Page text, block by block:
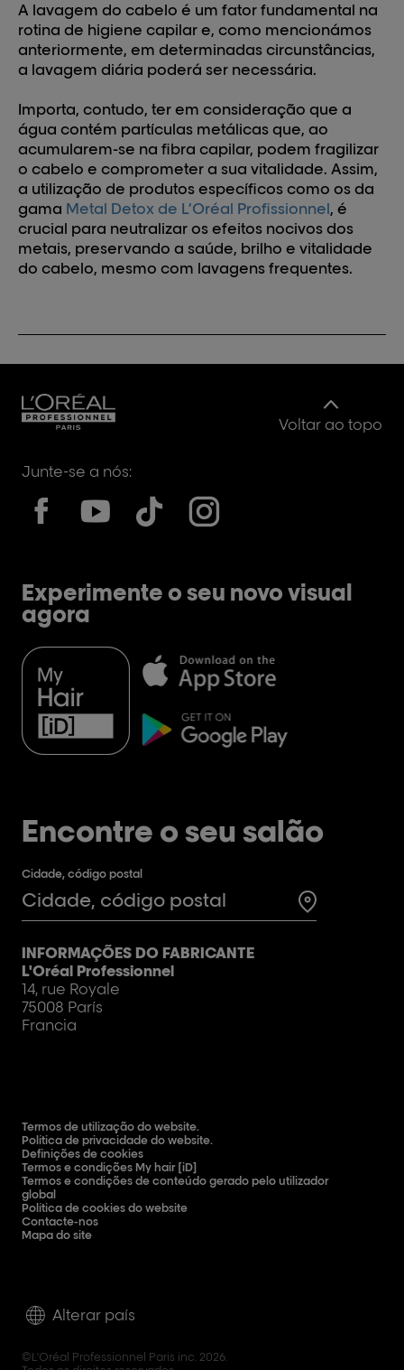
A lavagem do cabelo é um fator fundamental na
rotina de higiene capilar e, como mencionámos
anteriormente, em determinadas circunstâncias,
a lavagem diária poderá ser necessária.
Importa, contudo, ter em consideração que a
água contém partículas metálicas que, ao
acumularem-se na fibra capilar, podem fragilizar
o cabelo e comprometer a sua vitalidade. Assim,
a utilização de produtos específicos como os da
gama Metal Detox de L’Oréal Profissionnel, é
crucial para neutralizar os efeitos nocivos dos
metais, preservando a saúde, brilho e vitalidade
do cabelo, mesmo com lavagens frequentes.
Voltar ao topo
Junte-se a nós:
Experimente o seu novo visual
agora
Encontre o seu salão
Cidade, código postal
Test
INFORMAÇÕES DO FABRICANTE
L'Oréal Professionnel
14, rue Royale
75008 París
Francia
Alterar país
©L'Oréal Professionnel Paris inc. 2026.
Termos de utilização do website.
Política de privacidade do website.
Definições de cookies
Termos e condições My hair [iD]
Termos e condições de conteúdo gerado pelo utilizador
global
Política de cookies do website
Contacte-nos
Mapa do site